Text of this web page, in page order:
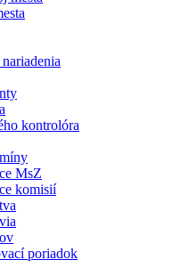
kontrolóra
MsZ
komisií
poriadok